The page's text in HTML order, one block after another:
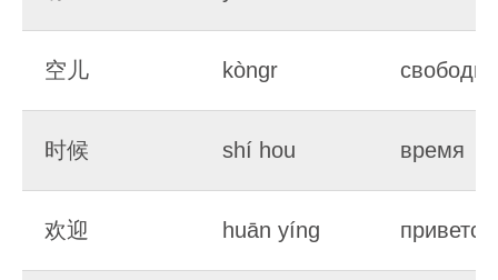
空儿 kòngr
时候 shí hou время
欢迎 huān yíng